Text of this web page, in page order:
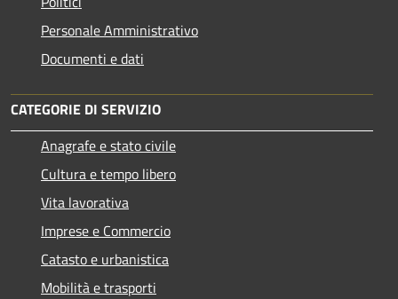
Personale Amministrativo
Documenti e dati
CATEGORIE DI SERVIZIO
Anagrafe e stato civile
Cultura e tempo libero
Vita lavorativa
Imprese e Commercio
Catasto e urbanistica
Mobilità e trasporti